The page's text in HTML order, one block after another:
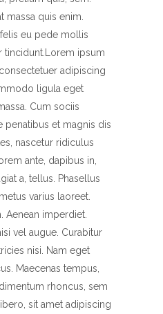
massa quis enim.
eu pede mollis
tincidunt.Lorem ipsum
adipiscing
ligula eget
Cum sociis
penatibus et magnis dis
nascetur ridiculus
ante, dapibus in,
a, tellus. Phasellus
varius laoreet.
Aenean imperdiet.
vel augue. Curabitur
nisi. Nam eget
Maecenas tempus,
rhoncus, sem
sit amet adipiscing